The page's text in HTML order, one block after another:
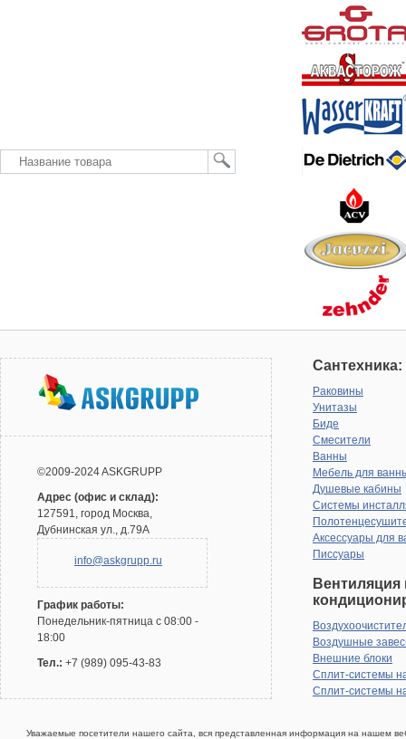
©2009-2024 ASKGRUPP
Адрес (офис и склад):
127591, город Москва,
Дубнинская ул., д.79А
info@askgrupp.ru
График работы:
Понедельник-пятница с 08:00 -
18:00
Тел.: +7 (989) 095-43-83
Сантехника:
Раковины
Унитазы
Биде
Смесители
Ванны
Мебель для
Душевые кабины
Системы
Аксессуары для
Писсуары
Вентиляция
Воздушные
Внешние блоки
Сплит-системы
Сплит-системы
Уважаемые посетители нашего сайта, вся представленная информация на нашем